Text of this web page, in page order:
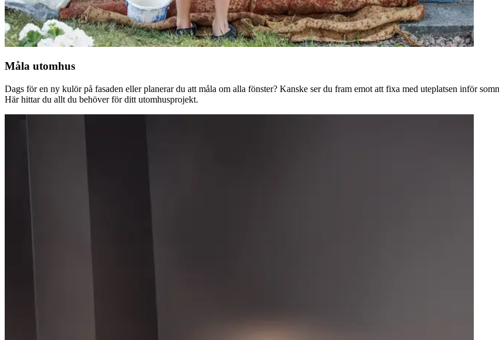
Måla utomhus
Dags för en ny kulör på fasaden eller planerar du att måla om alla fönster? Kanske ser du fram emot att fixa med uteplatsen inför
Här hittar du allt du behöver för ditt utomhusprojekt.